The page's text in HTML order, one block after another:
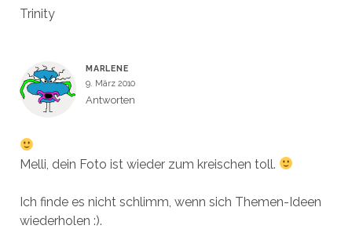
Trinity
MARLENE
9. März 2010
Antworten
Melli, dein Foto ist wieder zum kreischen toll.
Ich finde es nicht schlimm, wenn sich Themen-Ideen
wiederholen :).